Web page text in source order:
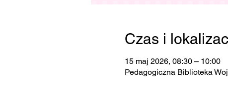
Czas i
15 maj 2026, 08:30 – 10:00
Pedagogiczna Biblioteka